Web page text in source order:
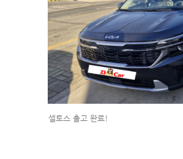
셀토스 출고 완료!